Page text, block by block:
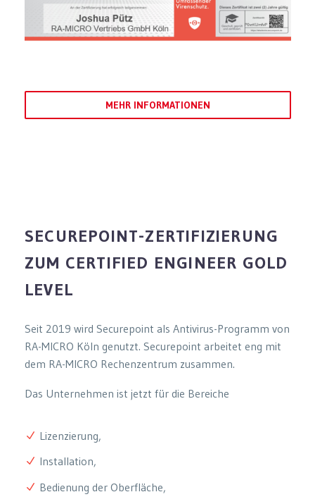
MEHR INFORMATIONEN
SECUREPOINT-ZERTIFIZIERUNG
ZUM CERTIFIED ENGINEER GOLD
LEVEL
Seit 2019 wird Securepoint als Antivirus-Programm von
RA-MICRO Köln genutzt. Securepoint arbeitet eng mit
dem RA-MICRO Rechenzentrum zusammen.
Das Unternehmen ist jetzt für die Bereiche
Lizenzierung,
Installation,
Bedienung der Oberfläche,